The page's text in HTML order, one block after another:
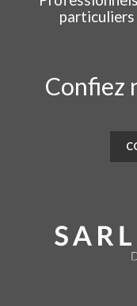
particuliers
Confiez